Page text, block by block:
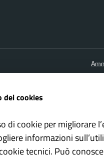
cookies
di cookie per migliorare
informazioni
tecnici. Può